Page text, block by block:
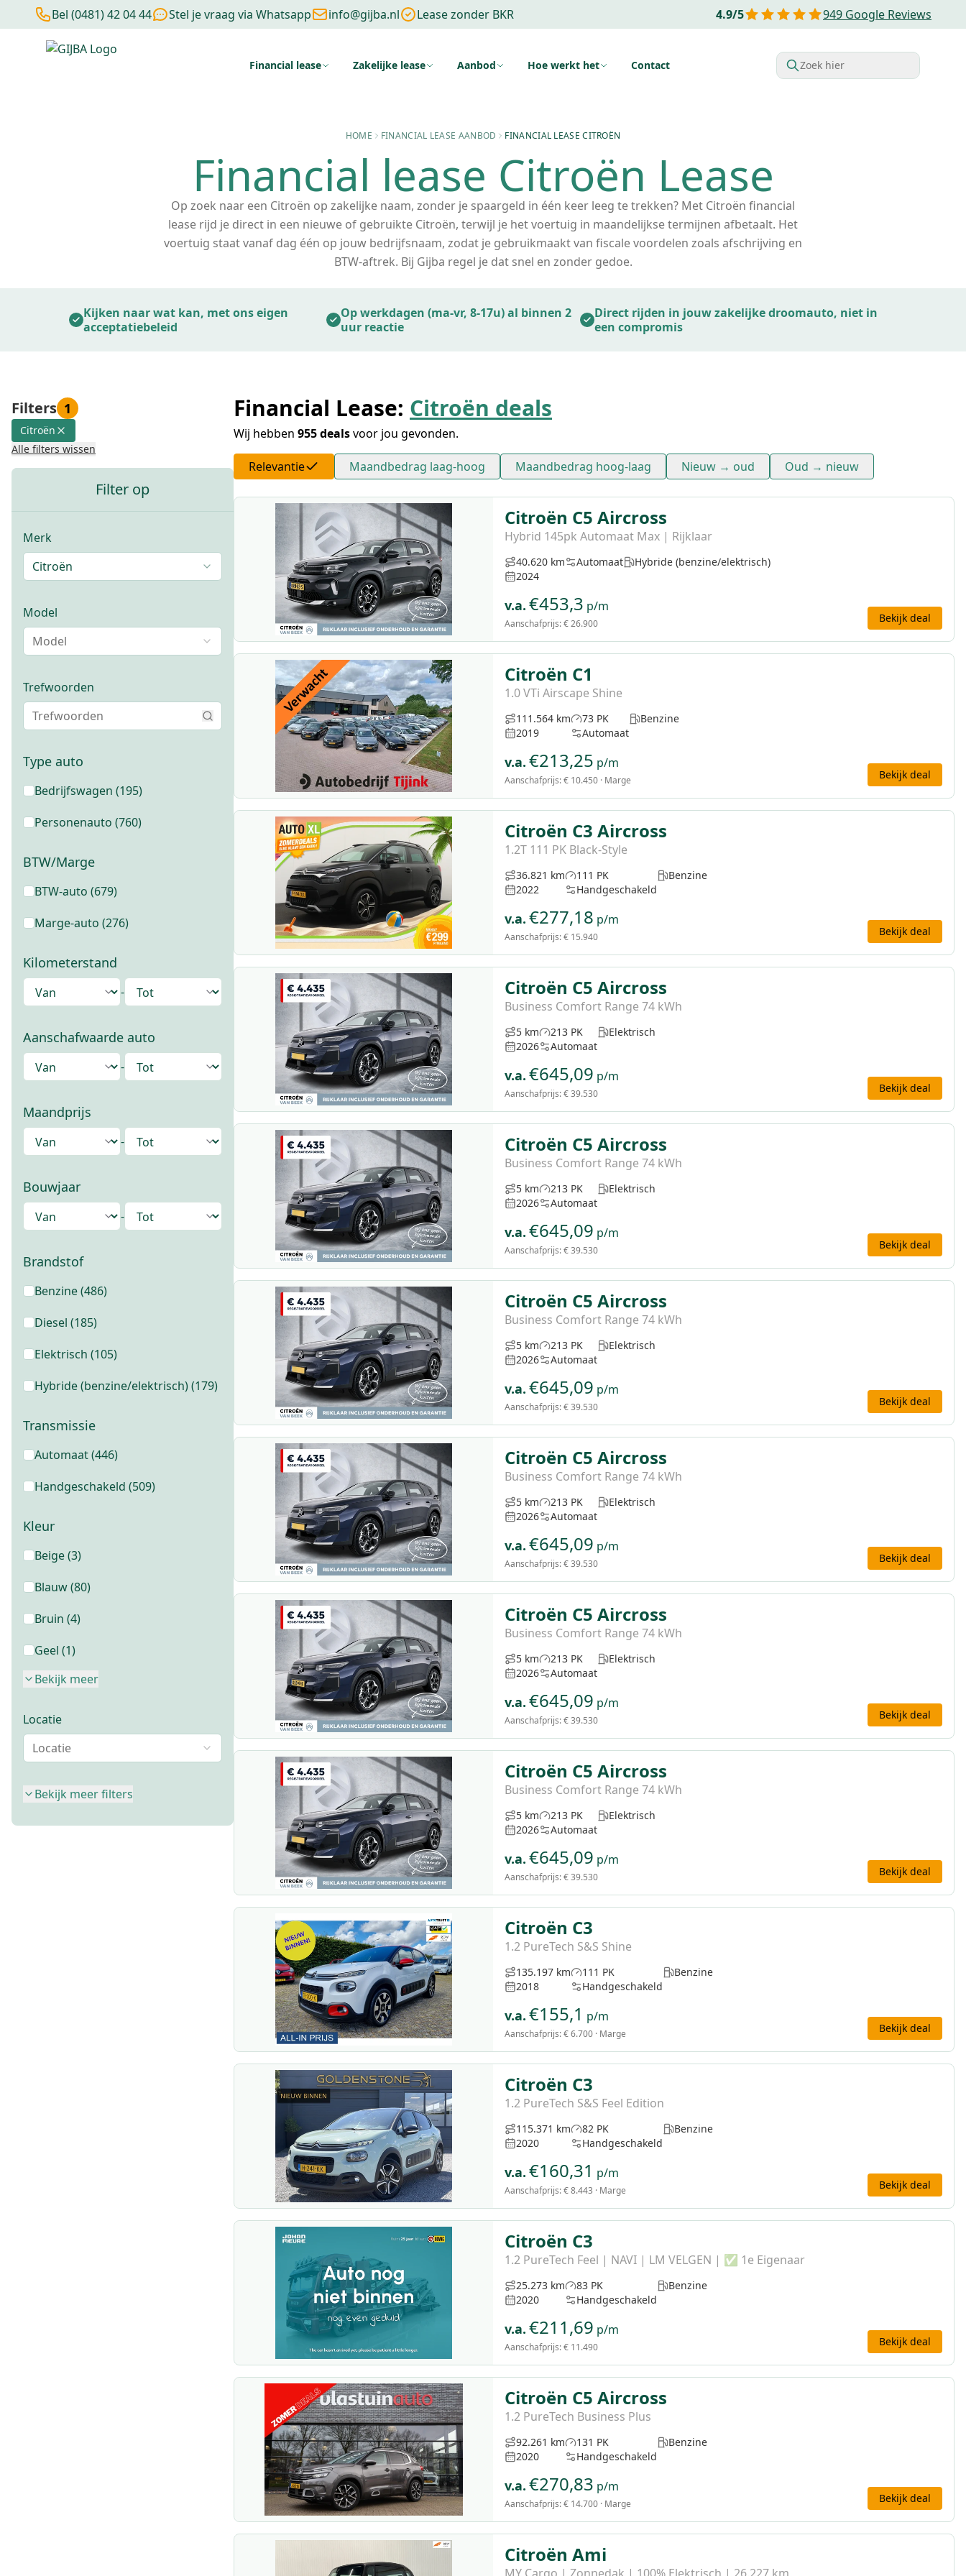
Bel (0481) 42 04 44 Stel je vraag via Whatsapp info@gijba.nl Lease zonder BKR 4.9/5 949 Google Reviews
Financial lease Zakelijke lease Aanbod Hoe werkt het Contact Zoek hier
HOME FINANCIAL LEASE AANBOD FINANCIAL LEASE CITROËN
Financial lease Citroën Lease
Op zoek naar een Citroën op zakelijke naam, zonder je spaargeld in één keer leeg te trekken? Met Citroën financial
lease rijd je direct in een nieuwe of gebruikte Citroën, terwijl je het voertuig in maandelijkse termijnen afbetaalt. Het
voertuig staat vanaf dag één op jouw bedrijfsnaam, zodat je gebruikmaakt van fiscale voordelen zoals afschrijving en
BTW-aftrek. Bij Gijba regel je dat snel en zonder gedoe.
Kijken naar wat kan, met ons eigen
acceptatiebeleid
Op werkdagen (ma-vr, 8-17u) al binnen 2
uur reactie
Direct rijden in jouw zakelijke droomauto, niet in
een compromis
Filters 1
Citroën
Alle filters wissen
Filter op
Merk
Citroën
Model
Model
Trefwoorden
Type auto
Bedrijfswagen (195)
Personenauto (760)
BTW/Marge
BTW-auto (679)
Marge-auto (276)
Kilometerstand
-
Aanschafwaarde auto
-
Maandprijs
-
Bouwjaar
-
Brandstof
Benzine(486)
Diesel (185)
Elektrisch (105)
Hybride (benzine/elektrisch)(179)
Transmissie
Automaat(446)
Handgeschakeld (509)
Kleur
Beige(3)
Blauw(80)
Bruin (4)
Geel (1)
Bekijk meer
Locatie
Locatie
Bekijk meer filters
Financial Lease: Citroën deals
Wij hebben 955 dealsvoor jou gevonden.
Relevantie Maandbedrag laag-hoog Maandbedrag hoog-laag Nieuw → oud Oud → nieuw
Citroën C5 Aircross
Hybrid 145pk Automaat Max | Rijklaar
40.620 km
2024
Automaat Hybride (benzine/elektrisch)
v.a. €453,3 p/m
Aanschafprijs:€ 26.900 Bekijk deal
Citroën C1
1.0 VTi Airscape Shine
111.564 km
2019
73 PK
Automaat
Benzine
v.a. €213,25 p/m
Aanschafprijs:€ 10.450 · Marge Bekijk deal
Citroën C3 Aircross
1.2T 111 PK Black-Style
36.821 km
2022
111 PK
Handgeschakeld
Benzine
v.a. €277,18 p/m
Aanschafprijs:€ 15.940 Bekijk deal
Citroën C5 Aircross
Business Comfort Range 74 kWh
5 km
2026
213 PK
Automaat
Elektrisch
v.a. €645,09 p/m
Aanschafprijs:€ 39.530 Bekijk deal
Citroën C5 Aircross
Business Comfort Range 74 kWh
5 km
2026
213 PK
Automaat
Elektrisch
v.a. €645,09 p/m
Aanschafprijs:€ 39.530 Bekijk deal
Citroën C5 Aircross
Business Comfort Range 74 kWh
5 km
2026
213 PK
Automaat
Elektrisch
v.a. €645,09 p/m
Aanschafprijs:€ 39.530 Bekijk deal
Citroën C5 Aircross
Business Comfort Range 74 kWh
5 km
2026
213 PK
Automaat
Elektrisch
v.a. €645,09 p/m
Aanschafprijs:€ 39.530 Bekijk deal
Citroën C5 Aircross
Business Comfort Range 74 kWh
5 km
2026
213 PK
Automaat
Elektrisch
v.a. €645,09 p/m
Aanschafprijs:€ 39.530 Bekijk deal
Citroën C5 Aircross
Business Comfort Range 74 kWh
5 km
2026
213 PK
Automaat
Elektrisch
v.a. €645,09 p/m
Aanschafprijs:€ 39.530 Bekijk deal
Citroën C3
1.2 PureTech S&S Shine
135.197 km
2018
111 PK
Handgeschakeld
Benzine
v.a. €155,1 p/m
Aanschafprijs:€ 6.700 · Marge Bekijk deal
Citroën C3
1.2 PureTech S&S Feel Edition
115.371 km
2020
82 PK
Handgeschakeld
Benzine
v.a. €160,31 p/m
Aanschafprijs:€ 8.443 · Marge Bekijk deal
Citroën C3
1.2 PureTech Feel | NAVI | LM VELGEN | ✅ 1e Eigenaar
25.273 km
2020
83 PK
Handgeschakeld
Benzine
v.a. €211,69 p/m
Aanschafprijs:€ 11.490 Bekijk deal
Citroën C5 Aircross
1.2 PureTech Business Plus
92.261 km
2020
131 PK
Handgeschakeld
Benzine
v.a. €270,83 p/m
Aanschafprijs:€ 14.700 · Marge Bekijk deal
Citroën Ami